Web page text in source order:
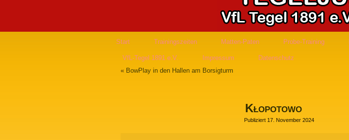
Start Trainingszeiten Matten-Paten Probe-Training
VfL-Tegel 1891 e.V. Impressum
Datenschutz
« BowPlay in den Hallen am Borsigturm
Kłopotowo
Publiziert 17. November 2024